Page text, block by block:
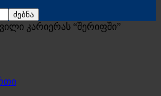
კარიერას “შერიფში”